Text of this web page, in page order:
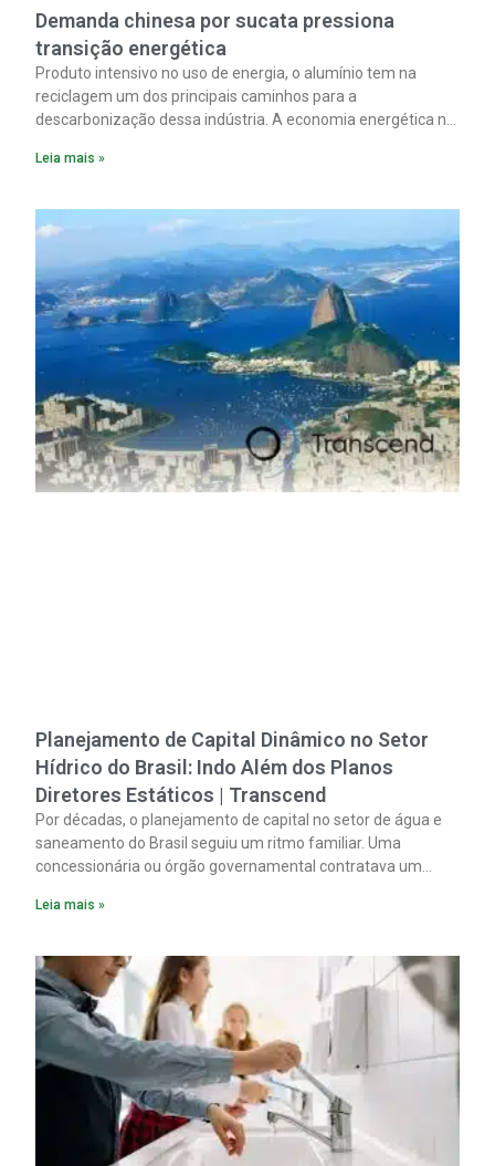
Demanda chinesa por sucata pressiona
transição energética
Produto intensivo no uso de energia, o alumínio tem na
reciclagem um dos principais caminhos para a
descarbonização dessa indústria. A economia energética na
material. A produção de um alumínio mais limpo, no entanto,
insumo, a sucata, devido, sobretudo, ao interesse chinês
pela matéria-prima.
Leia mais »
Planejamento de Capital Dinâmico no Setor
Hídrico do Brasil: Indo Além dos Planos
Diretores Estáticos | Transcend
Por décadas, o planejamento de capital no setor de água e
saneamento do Brasil seguiu um ritmo familiar. Uma
concessionária ou órgão governamental contratava um
Leia mais »